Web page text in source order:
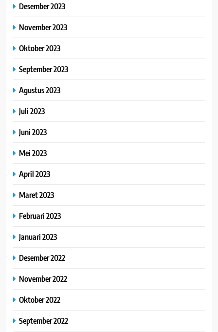
Desember 2023
November 2023
Oktober 2023
September 2023
Agustus 2023
Juli 2023
Juni 2023
Mei 2023
April 2023
Maret 2023
Februari 2023
Januari 2023
Desember 2022
November 2022
Oktober 2022
September 2022